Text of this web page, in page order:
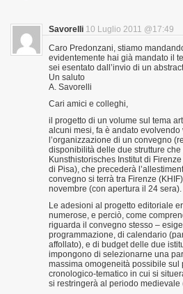
Savorelli 10 Luglio 2011 @17:49
Caro Predonzani, stiamo
evidentemente hai già mandato il
sei esentato dall’invio di un abstract.
Un saluto
A. Savorelli
Cari amici e colleghi,
il progetto di un volume sul tema
alcuni mesi, fa è andato evolvendo
l’organizzazione di un convegno
disponibilità delle due strutture
Kunsthistorisches Institut di
di Pisa), che precederà
convegno si terrà tra Firenze
novembre (con apertura il 24 sera).
Le adesioni al progetto editoriale
numerose, e perciò, come
riguarda il convegno stesso –
programmazione, di calendario
affollato), e di budget delle due
impongono di selezionarne una
massima omogeneità possibile sul
cronologico-tematico in cui si
si restringerà al periodo medievale